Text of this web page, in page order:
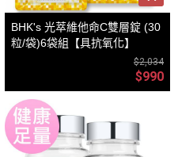
BHK's 光萃維他命C雙層錠 (30
粒/袋)6袋組【具抗氧化】
$2,034
$990